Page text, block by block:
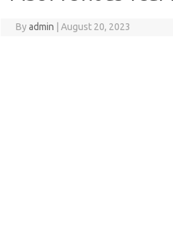
Byadmin August 20, 2023